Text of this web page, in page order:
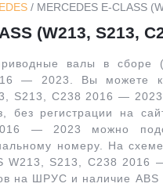
/ MERCEDES E-CLASS
(W213, S213,
валы в сборе
— 2023. Вы можете
S213, C238 2016 —
без регистрации на
— 2023 можно
номеру. На
W213, S213, C238 2016
на ШРУС и наличие